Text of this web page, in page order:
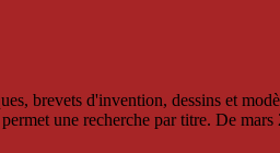
brevets d'invention, dessins et
une recherche par titre. De